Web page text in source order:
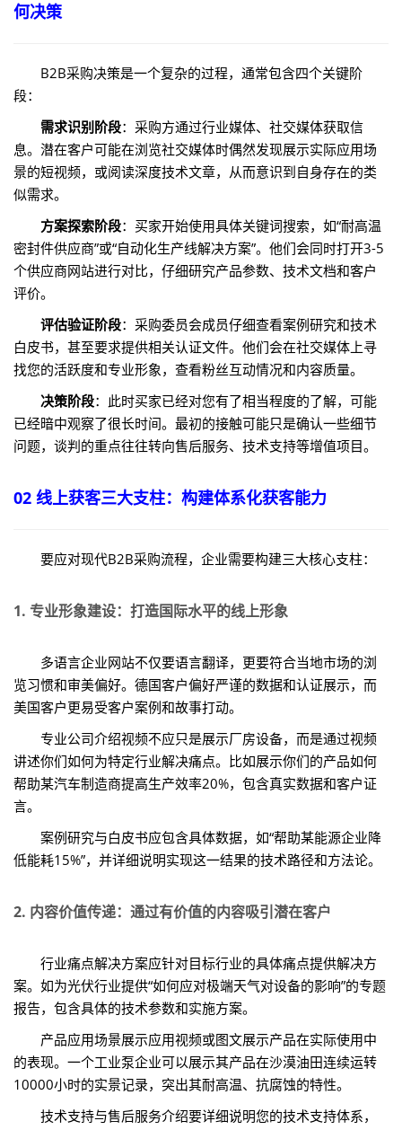
何决策
B2B采购决策是一个复杂的过程，通常包含四个关键阶
段：
需求识别阶段：采购方通过行业媒体、社交媒体获取信
息。潜在客户可能在浏览社交媒体时偶然发现展示实际应用场
景的短视频，或阅读深度技术文章，从而意识到自身存在的类
似需求。
方案探索阶段：买家开始使用具体关键词搜索，如“耐高温
密封件供应商”或“自动化生产线解决方案”。他们会同时打开3-5
个供应商网站进行对比，仔细研究产品参数、技术文档和客户
评价。
评估验证阶段：采购委员会成员仔细查看案例研究和技术
白皮书，甚至要求提供相关认证文件。他们会在社交媒体上寻
找您的活跃度和专业形象，查看粉丝互动情况和内容质量。
决策阶段：此时买家已经对您有了相当程度的了解，可能
已经暗中观察了很长时间。最初的接触可能只是确认一些细节
问题，谈判的重点往往转向售后服务、技术支持等增值项目。
02 线上获客三大支柱：构建体系化获客能力
要应对现代B2B采购流程，企业需要构建三大核心支柱：
1. 专业形象建设：打造国际水平的线上形象
多语言企业网站不仅要语言翻译，更要符合当地市场的浏
览习惯和审美偏好。德国客户偏好严谨的数据和认证展示，而
美国客户更易受客户案例和故事打动。
专业公司介绍视频不应只是展示厂房设备，而是通过视频
讲述你们如何为特定行业解决痛点。比如展示你们的产品如何
帮助某汽车制造商提高生产效率20%，包含真实数据和客户证
言。
案例研究与白皮书应包含具体数据，如“帮助某能源企业降
低能耗15%”，并详细说明实现这一结果的技术路径和方法论。
2. 内容价值传递：通过有价值的内容吸引潜在客户
行业痛点解决方案应针对目标行业的具体痛点提供解决方
案。如为光伏行业提供“如何应对极端天气对设备的影响”的专题
报告，包含具体的技术参数和实施方案。
产品应用场景展示应用视频或图文展示产品在实际使用中
的表现。一个工业泵企业可以展示其产品在沙漠油田连续运转
10000小时的实景记录，突出其耐高温、抗腐蚀的特性。
技术支持与售后服务介绍要详细说明您的技术支持体系，